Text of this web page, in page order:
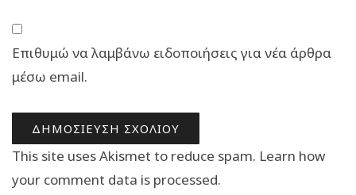
Επιθυμώ να λαμβάνω ειδοποιήσεις για νέα άρθρα
μέσω email.
This site uses Akismet to reduce spam. Learn how
your comment data is processed.